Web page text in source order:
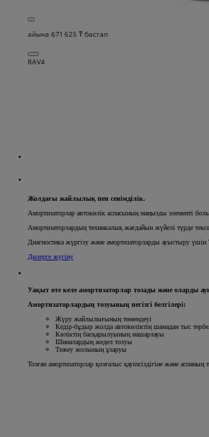
айына 671 625 ₸ бастап
RAV4
Жолдағы жайлылық пен сенімділік.
Амортизаторлар автокөлік аспасының маңызды элементі
Амортизаторлардың техникалық жағдайын жүйелі түрде
Диагностика жүргізу және амортизаторларды ауыстыру
Дилерге жүгіну
Уақыт өте келе амортизаторлар тозады және оларды
Амортизаторлардың тозуының негізгі белгілері:
Жүру жайлылығының төмендеуі
Кедір-бұдыр жолда автокөліктің шамадан тыс
Көліктің басқарылуының нашарлауы
Шиналардың жедел тозуы
Тежеу жолының ұзаруы
Тозған амортизаторлар қозғалыс қауіпсіздігіне және